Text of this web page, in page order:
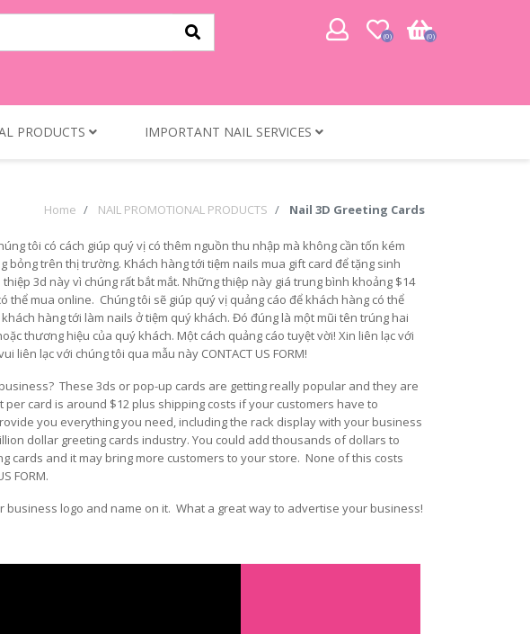
(0) (0)
PRODUCTS IMPORTANT NAIL SERVICES
Home NAIL PROMOTIONAL PRODUCTS Nail 3D Greeting Cards
tôi có cách giúp quý vị có thêm nguồn thu nhập mà không cần tốn kém
trên thị trường. Khách hàng tới tiệm nails mua gift card để tặng sinh
3d này vì chúng rất bắt mắt. Những thiệp này giá trung bình khoảng $14
thể mua online. Chúng tôi sẽ giúp quý vị quảng cáo để khách hàng có thể
hàng tới làm nails ở tiệm quý khách. Đó đúng là một mũi tên trúng hai
thương hiệu của quý khách. Một cách quảng cáo tuyệt vời! Xin liên lạc với
liên lạc với chúng tôi qua mẫu này CONTACT US FORM!
These 3ds or pop-up cards are getting really popular and they are
card is around $12 plus shipping costs if your customers have to
you everything you need, including the rack display with your business
dollar greeting cards industry. You could add thousands of dollars to
cards and it may bring more customers to your store. None of this costs
FORM.
logo and name on it. What a great way to advertise your business!